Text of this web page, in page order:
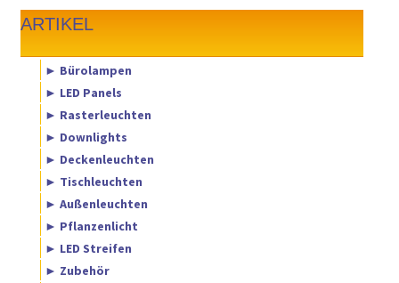
ARTIKEL
► Bürolampen
► LED Panels
► Rasterleuchten
► Downlights
► Deckenleuchten
► Tischleuchten
► Außenleuchten
► Pflanzenlicht
► LED Streifen
► Zubehör